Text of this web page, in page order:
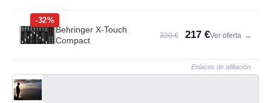
-32%
Behringer X-Touch
Compact
320 € 217 €Ver oferta →
Enlaces de afiliación